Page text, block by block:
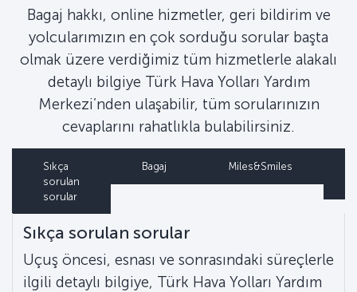
Bagaj hakkı, online hizmetler, geri bildirim ve
yolcularımızın en çok sorduğu sorular başta
olmak üzere verdiğimiz tüm hizmetlerle alakalı
detaylı bilgiye Türk Hava Yolları Yardım
Merkezi’nden ulaşabilir, tüm sorularınızın
cevaplarını rahatlıkla bulabilirsiniz.
Sıkça
sorulan
sorular
Bagaj Miles&Smiles
Sıkça sorulan sorular
Uçuş öncesi, esnası ve sonrasındaki süreçlerle
ilgili detaylı bilgiye, Türk Hava Yolları Yardım